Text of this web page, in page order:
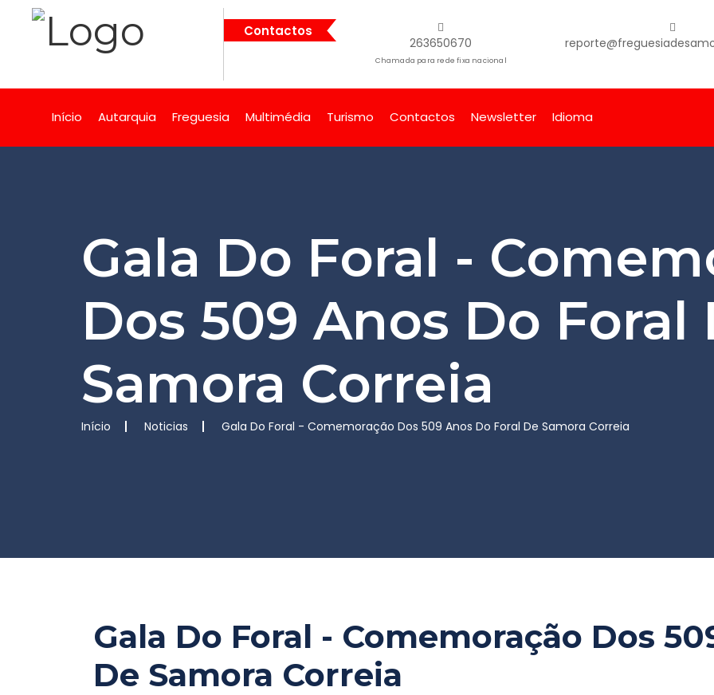
Contactos
263650670
Chamada para rede fixa nacional
Início Autarquia Freguesia Multimédia Turismo Contactos Newsletter Idioma
Gala Do Foral -
Dos 509 Anos Do Foral
Samora Correia
Início Noticias Gala Do Foral - Comemoração Dos 509 Anos Do Foral De Samora Correia
Gala Do Foral - Comemoração Dos
De Samora Correia